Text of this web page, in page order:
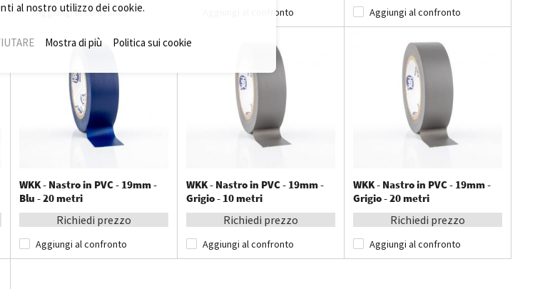
Aggiungi al confronto Aggiungi al confronto Aggiungi al confronto
WKK - Nastro in PVC - 19mm -
Blu - 20 metri
Richiedi prezzo
Aggiungi al confronto
WKK - Nastro in PVC - 19mm -
Grigio - 10 metri
Richiedi prezzo
Aggiungi al confronto
WKK - Nastro in PVC - 19mm -
Grigio - 20 metri
Richiedi prezzo
Aggiungi al confronto
al nostro utilizzo dei cookie.
Mostra di più Politica sui cookie